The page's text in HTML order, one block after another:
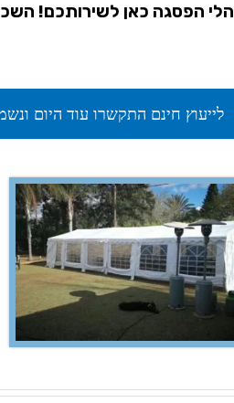
הפסגה כאן לשירותכם!
לייעוץ חינם התקשרו עוד היום ונשמח